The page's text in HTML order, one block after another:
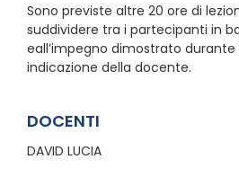
Sono previste altre 20 ore di
suddividere tra i partecipanti in
eall’impegno dimostrato durante
indicazione della docente.
DOCENTI
DAVID LUCIA